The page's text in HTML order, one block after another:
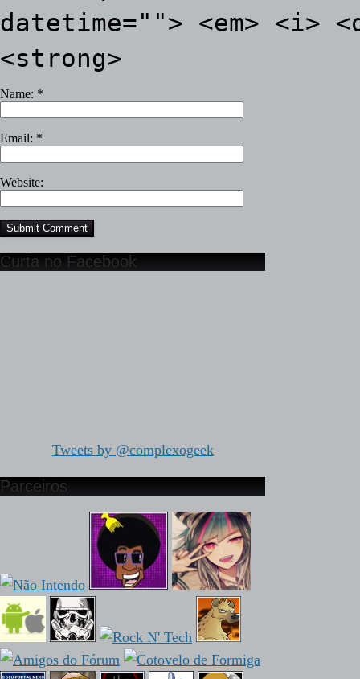
datetime=""> <em> <i>
<strong>
Name: *
Email: *
Website:
Curta no Facebook
Tweets by @complexogeek
Parceiros